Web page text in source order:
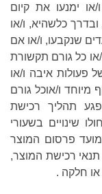
או ימנעו את קיום
כלשהיא, ו/או
שנקבעו, ו/או אם
או כל גורם תקשורת
איבה ו/או
מיוחד ו/אוכל גורם
תהליך רכישת
שינויים בשעורי
פרסום המוצר
רכישת המוצר,
או חלקה .